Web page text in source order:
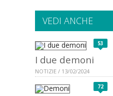
VEDI ANCHE
53
I due demoni
NOTIZIE / 13/02/2024
72